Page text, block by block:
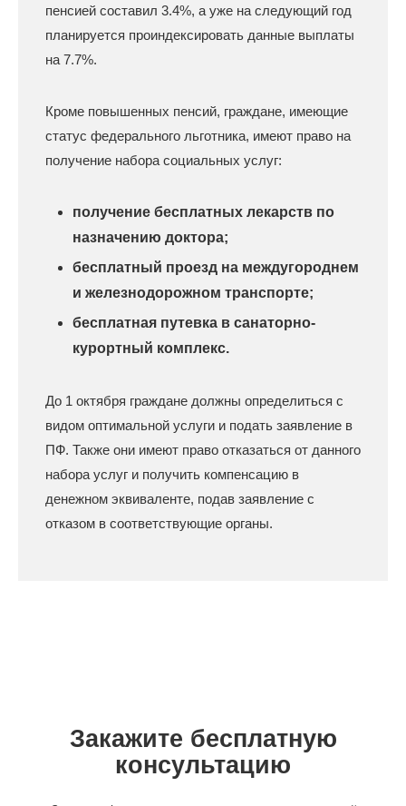
пенсией составил 3.4%, а уже на следующий год
планируется проиндексировать данные выплаты
на 7.7%.
Кроме повышенных пенсий, граждане, имеющие
статус федерального льготника, имеют право на
получение набора социальных услуг:
получение бесплатных лекарств по
назначению доктора;
бесплатный проезд на междугороднем
и железнодорожном транспорте;
бесплатная путевка в санаторно-
курортный комплекс.
До 1 октября граждане должны определиться с
видом оптимальной услуги и подать заявление в
ПФ. Также они имеют право отказаться от данного
набора услуг и получить компенсацию в
денежном эквиваленте, подав заявление с
отказом в соответствующие органы.
Закажите бесплатную
консультацию